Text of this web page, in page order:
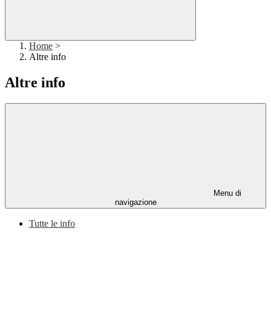
Home >
Altre info
Altre info
Menu di
navigazione
Tutte le info